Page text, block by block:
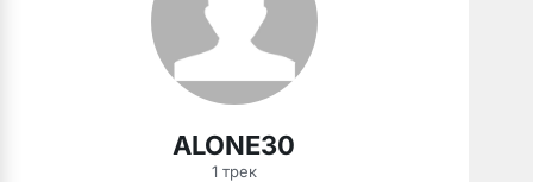
ALONE30
1 трек